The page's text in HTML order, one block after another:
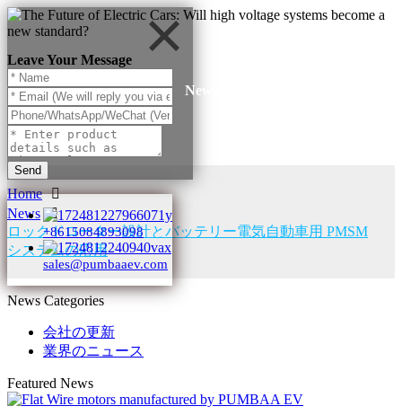
Leave Your Message
Send
+8615084893098
sales@pumbaaev.com
News
Home
News
ロックドローター設計とバッテリー電気自動車用 PMSM
システムの応用
News Categories
会社の更新
業界のニュース
Featured News